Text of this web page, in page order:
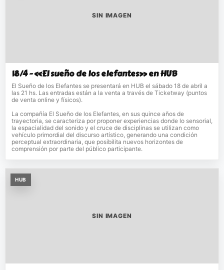
SIN IMAGEN
18/4 - «El sueño de los elefantes» en HUB
El Sueño de los Elefantes se presentará en HUB el sábado 18 de abril a
las 21 hs. Las entradas están a la venta a través de Ticketway (puntos
de venta online y físicos).
La compañía El Sueño de los Elefantes, en sus quince años de
trayectoria, se caracteriza por proponer experiencias donde lo sensorial,
la espacialidad del sonido y el cruce de disciplinas se utilizan como
vehículo primordial del discurso artístico, generando una condición
perceptual extraordinaria, que posibilita nuevos horizontes de
comprensión por parte del público participante.
HUB
SIN IMAGEN